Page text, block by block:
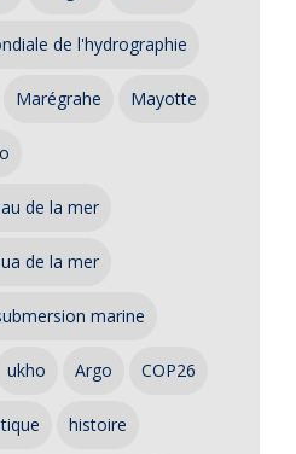
de l'hydrographie
Marégrahe Mayotte
de la mer
de la mer
marine
ukho Argo COP26
histoire